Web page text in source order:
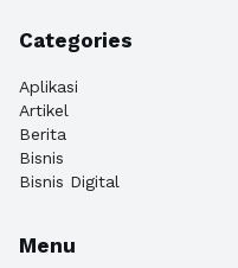
Categories
Aplikasi
Artikel
Berita
Bisnis
Bisnis Digital
Menu